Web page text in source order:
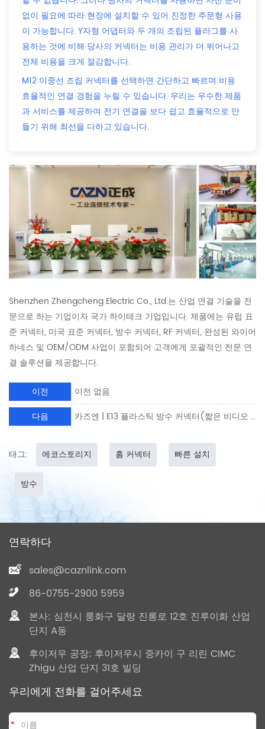
없이 필요에 따라 현장에 설치할 수 있어 진정한 주문형 사용
이 가능합니다. Y자형 어댑터와 두 개의 조립된 플러그를 사
용하는 것에 비해 당사의 커넥터는 비용 관리가 더 뛰어나고
전체 비용을 크게 절감합니다.
M12 이중선 조립 커넥터를 선택하면 간단하고 빠르며 비용
효율적인 연결 경험을 누릴 수 있습니다. 우리는 우수한 제품
과 서비스를 제공하여 전기 연결을 보다 쉽고 효율적으로 만
들기 위해 최선을 다하고 있습니다.
Shenzhen Zhengcheng Electric Co., Ltd.는 산업 연결 기술을 전
문으로 하는 기업이자 국가 하이테크 기업입니다. 제품에는 유럽 표
준 커넥터, 미국 표준 커넥터, 방수 커넥터, RF 커넥터, 완성된 와이어
하네스 및 OEM/ODM 사업이 포함되어 고객에게 포괄적인 전문 연
결 솔루션을 제공합니다.
이전
이전 없음
다음
카즈엔 | E13 플라스틱 방수 커넥터(짧은 비디오 데모)
태그: 에코스토리지 홈 커넥터 빠른 설치
방수
연락하다
sales@caznlink.com
86-0755-2900 5959
본사: 심천시 룽화구 달랑 진롱로 12호 진루이화 산업
단지 A동
후이저우 공장: 후이저우시 중카이 구 리린 CIMC
Zhigu 산업 단지 31호 빌딩
우리에게 전화를 걸어주세요
*